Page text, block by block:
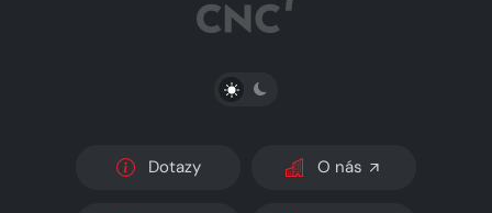
PŘEPNOUT SVĚTLÝ/TMAVÝ REŽIM
Dotazy O nás